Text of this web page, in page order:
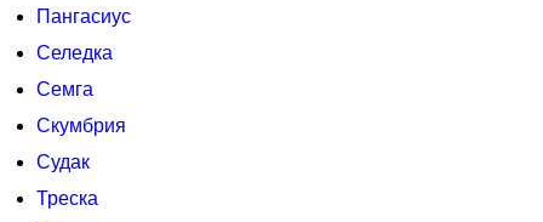
Пангасиус
Селедка
Семга
Скумбрия
Судак
Треска